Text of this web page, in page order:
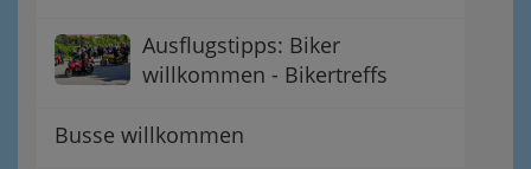
Ausflugstipps: Biker
willkommen - Bikertreffs
Busse willkommen